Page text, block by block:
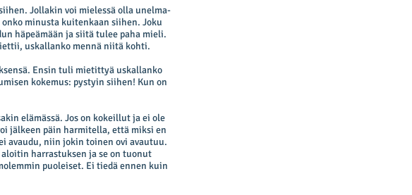
Jollakin voi mielessä olla unelma-
minusta kuitenkaan siihen. Joku
häpeämään ja siitä tulee paha mieli.
uskallanko mennä niitä kohti.
Ensin tuli mietittyä uskallanko
kokemus: pystyin siihen! Kun on
elämässä. Jos on kokeillut ja ei ole
jälkeen päin harmitella, että miksi en
avaudu, niin jokin toinen ovi avautuu.
harrastuksen ja se on tuonut
puoleiset. Ei tiedä ennen kuin